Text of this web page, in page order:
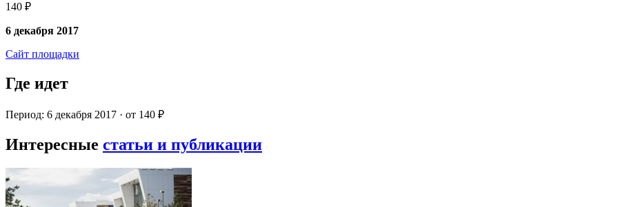
140 ₽
6 декабря 2017
Сайт площадки
Где идет
Период: 6 декабря 2017 · от 140 ₽
Интересные статьи и публикации